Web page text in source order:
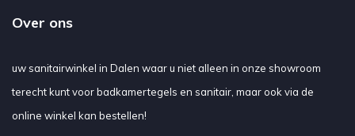
Over ons
uw sanitairwinkel in Dalen waar u niet alleen in onze showroom
terecht kunt voor badkamertegels en sanitair, maar ook via de
online winkel kan bestellen!